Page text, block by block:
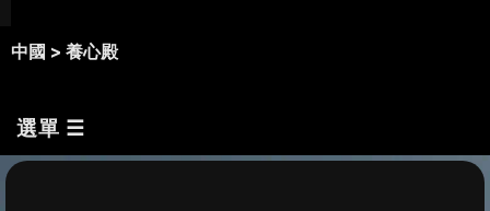
中國 > 養心殿
選單 ☰